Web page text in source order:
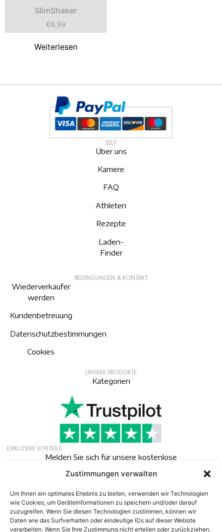
Zustimmungen verwalten
Um Ihnen ein optimales Erlebnis zu bieten, verwenden wir Technologien
wie Cookies, um Geräteinformationen zu speichern und/oder darauf
zuzugreifen. Wenn Sie diesen Technologien zustimmen, können wir
Daten wie das Surfverhalten oder eindeutige IDs auf dieser Website
verarbeiten. Wenn Sie Ihre Zustimmung nicht erteilen oder zurückziehen,
SlimShaker
€6,99
Weiterlesen
SELF
Über uns
Karriere
FAQ
Athleten
Rezepte
Laden-
Finder
BEDINGUNGEN & KONTAKT
Wiederverkäufer
werden
Kundenbetreuung
Datenschutzbestimmungen
Cookies
UNSERE PRODUKTE
Kategorien
EXKLUSIVE VORTEILE
Melden Sie sich für unsere kostenlose
Neuigkeiten und Veranstaltungen zu erhalten.
Newsletter